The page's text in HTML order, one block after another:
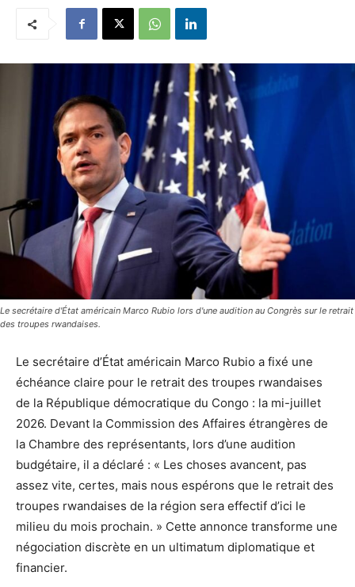
Le secrétaire d'État américain Marco Rubio lors d'une audition au Congrès sur le retrait
des troupes rwandaises.
Le secrétaire d’État américain Marco Rubio a fixé une
échéance claire pour le retrait des troupes rwandaises
de la République démocratique du Congo : la mi-juillet
2026. Devant la Commission des Affaires étrangères de
la Chambre des représentants, lors d’une audition
budgétaire, il a déclaré : « Les choses avancent, pas
assez vite, certes, mais nous espérons que le retrait des
troupes rwandaises de la région sera effectif d’ici le
milieu du mois prochain. » Cette annonce transforme une
négociation discrète en un ultimatum diplomatique et
financier.